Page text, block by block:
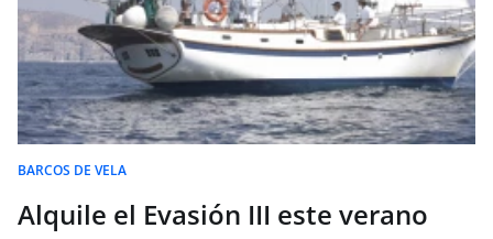
BARCOS DE VELA
Alquile el Evasión III este verano